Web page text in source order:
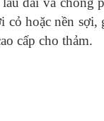
cỏ hoặc nền
cấp cho thảm.